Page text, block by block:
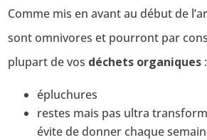
Comme mis en avant au début de
sont omnivores et pourront par
plupart de vos déchets organiques :
épluchures
restes mais pas ultra
évite de donner chaque